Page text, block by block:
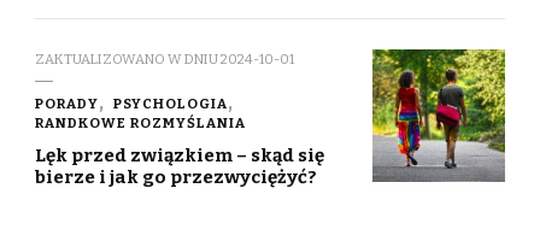
ZAKTUALIZOWANO W DNIU2024-10-01
PORADY
PSYCHOLOGIA
RANDKOWE ROZMYŚLANIA
Lęk przed związkiem – skąd się
bierze i jak go przezwyciężyć?